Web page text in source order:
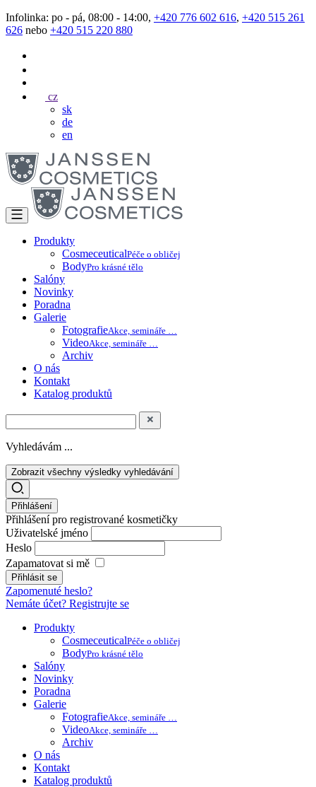
Infolinka: po - pá, 08:00 - 14:00, +420 776 602 616, +420 515 261
626 nebo +420 515 220 880
cz
sk
de
en
Produkty
CosmeceuticalPéče o obličej
BodyPro krásné tělo
Salóny
Novinky
Poradna
Galerie
FotografieAkce, semináře …
VideoAkce, semináře …
Archiv
O nás
Kontakt
Katalog produktů
Vyhledávám ...
Zobrazit všechny výsledky vyhledávání
Přihlášení
Přihlášení pro registrované kosmetičky
Uživatelské jméno
Heslo
Zapamatovat si mě
Zapomenuté heslo?
Nemáte účet? Registrujte se
Produkty
CosmeceuticalPéče o obličej
BodyPro krásné tělo
Salóny
Novinky
Poradna
Galerie
FotografieAkce, semináře …
VideoAkce, semináře …
Archiv
O nás
Kontakt
Katalog produktů